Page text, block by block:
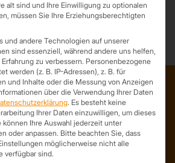
der
alt sind und Ihre Einwilligung zu optionalen
müssen Sie Ihre Erziehungsberechtigten
und andere Technologien auf unserer
sind essenziell, während andere uns helfen,
zu verbessern. Personenbezogene
werden (z. B. IP-Adressen), z. B. für
und Inhalte oder die Messung von Anzeigen
über die Verwendung Ihrer Daten
. Es besteht keine
Ihrer Daten einzuwilligen, um dieses
können Ihre Auswahl jederzeit unter
oder anpassen. Bitte beachten Sie, dass
möglicherweise nicht alle
verfügbar sind.